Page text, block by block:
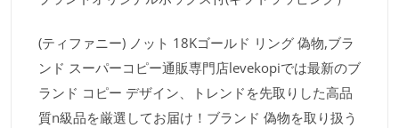
(ティファニー) ノット 18Kゴールド リング 偽物,ブラ
ンド スーパーコピー通販専門店levekopiでは最新のブ
ランド コピー デザイン、トレンドを先取りした高品
質n級品を厳選してお届け！ブランド 偽物を取り扱う